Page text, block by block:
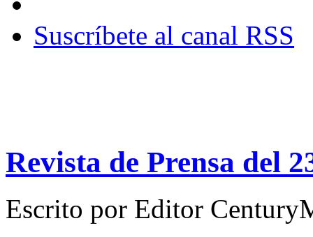
Suscríbete al canal RSS
Revista de Prensa del
Escrito por Editor